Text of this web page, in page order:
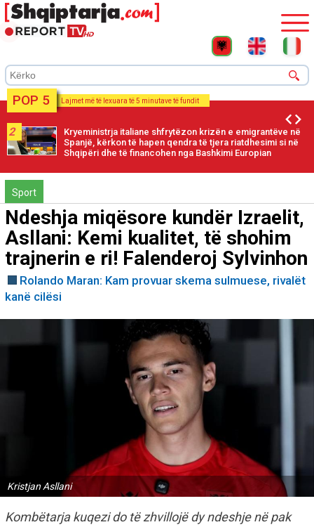
POP 5 Lajmet më të lexuara të 5 minutave të fundit
2
Kryeministrja italiane shfrytëzon krizën e emigrantëve në
Spanjë, kërkon të hapen qendra të tjera riatdhesimi si në
Shqipëri dhe të financohen nga Bashkimi Europian
Sport
Ndeshja miqësore kundër Izraelit,
Asllani: Kemi kualitet, të shohim
trajnerin e ri! Falenderoj Sylvinhon
Rolando Maran: Kam provuar skema sulmuese, rivalët
kanë cilësi
Kristjan Asllani
Kombëtarja kuqezi do të zhvillojë dy ndeshje në pak